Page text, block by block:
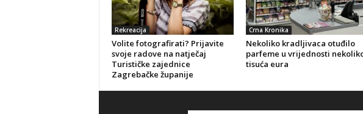
Rekreacija
Volite fotografirati? Prijavite
svoje radove na natječaj
Turističke zajednice
Zagrebačke županije
Crna Kronika
Nekoliko kradljivaca otuđilo
parfeme u vrijednosti
tisuća eura